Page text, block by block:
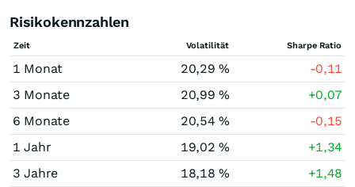
Risikokennzahlen
Zeit Volatilität Sharpe Ratio
1 Monat 20,29 %
-0,11
3 Monate
20,99 %
+0,07
6 Monate
20,54 %
-0,15
1 Jahr
19,02 %
+1,34
3 Jahre
18,18 %
+1,48